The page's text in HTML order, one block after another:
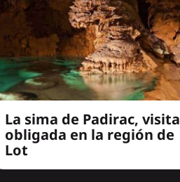
La sima de Padirac, visita
obligada en la región de
Lot